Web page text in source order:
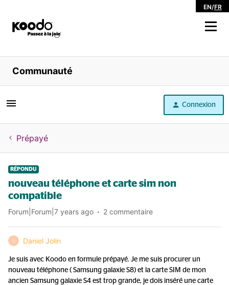
EN/FR
Magasiner
Libre service
Aide
Communauté
Connexion
Prépayé
RÉPONDU
nouveau téléphone et carte sim non
compatible
Forum|Forum|7 years ago 2 commentaire
D Daniel Jolin
Je suis avec Koodo en formule prépayé. Je me suis procurer un
nouveau téléphone ( Samsung galaxie S8) et la carte SIM de mon
ancien Samsung galaxie S4 est trop grande, je dois inséré une carte